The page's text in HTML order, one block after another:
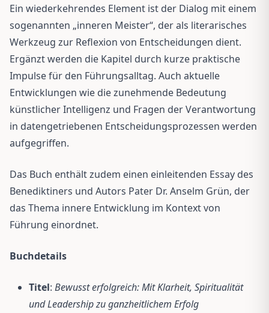
Ein wiederkehrendes Element ist der Dialog mit einem
sogenannten „inneren Meister“, der als literarisches
Werkzeug zur Reflexion von Entscheidungen dient.
Ergänzt werden die Kapitel durch kurze praktische
Impulse für den Führungsalltag. Auch aktuelle
Entwicklungen wie die zunehmende Bedeutung
künstlicher Intelligenz und Fragen der Verantwortung
in datengetriebenen Entscheidungsprozessen werden
aufgegriffen.
Das Buch enthält zudem einen einleitenden Essay des
Benediktiners und Autors Pater Dr. Anselm Grün, der
das Thema innere Entwicklung im Kontext von
Führung einordnet.
Buchdetails
Titel: Bewusst erfolgreich: Mit Klarheit, Spiritualität
und Leadership zu ganzheitlichem Erfolg